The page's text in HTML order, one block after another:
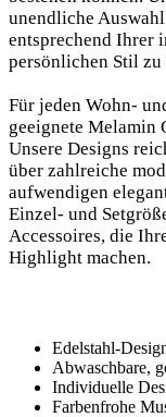
unendliche
entsprechend Ihrer
persönlichen Stil zu
Für jeden Wohn-
geeignete Melamin
‌Unsere Designs
über zahlreiche
aufwendigen
Einzel- und
Accessoires, die
Highlight machen.
Edelstahl-
Abwaschbare,
Individuelle
Farbenfrohe